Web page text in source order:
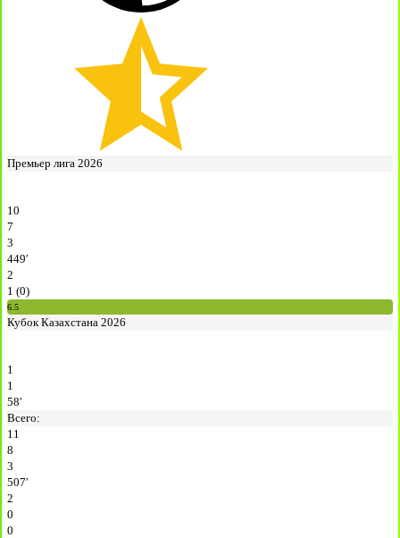
Премьер лига 2026
10
7
3
449′
2
1 (0)
6.5
Кубок Казахстана 2026
1
1
58′
Всего:
11
8
3
507′
2
0
0